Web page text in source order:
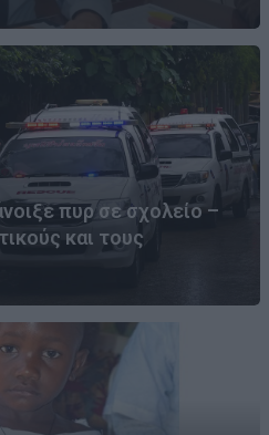
πυρ σε σχολείο –
και τους